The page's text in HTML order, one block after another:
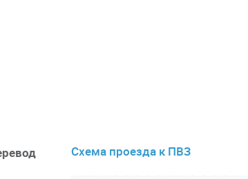
Схема проезда к ПВЗ